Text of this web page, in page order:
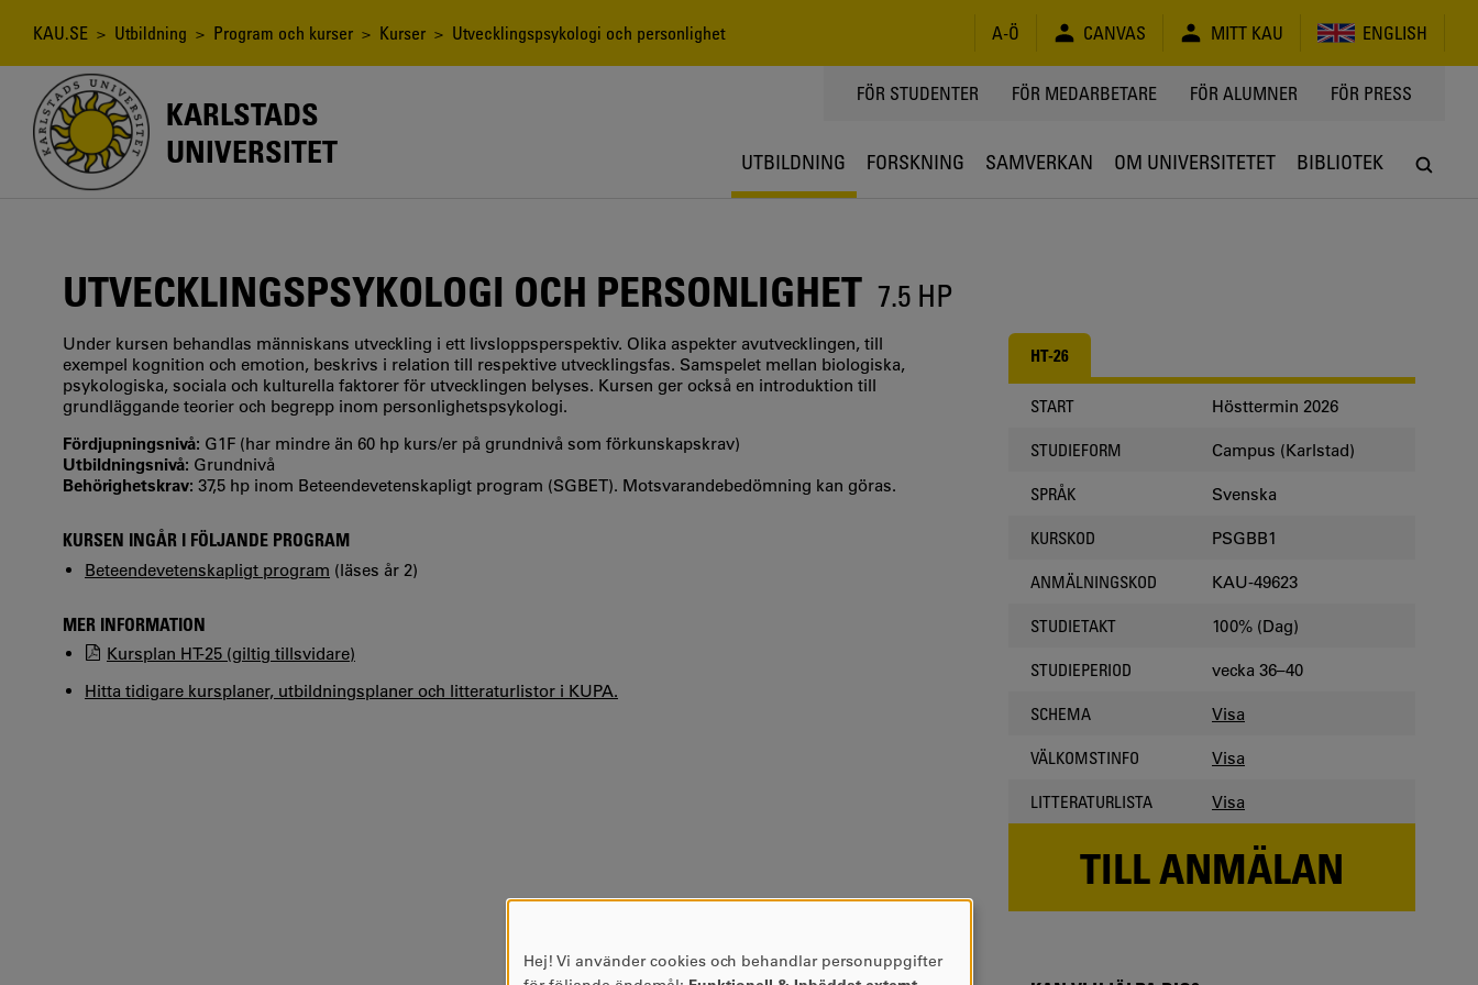
Länkstig
KAU.SE > Utbildning > Program och kurser > Kurser > Utvecklingspsykologi och personlighet A-Ö CANVAS MITT KAU ENGLISH
KARLSTADS
UNIVERSITET
TOPPMENY
FÖR STUDENTER FÖR MEDARBETARE FÖR ALUMNER FÖR PRESS
UTBILDNING FORSKNING SAMVERKAN OM UNIVERSITETET BIBLIOTEK
UTVECKLINGSPSYKOLOGI OCH PERSONLIGHET 7.5 HP
Under kursen behandlas människans utveckling i ett livsloppsperspektiv. Olika aspekter avutvecklingen, till
exempel kognition och emotion, beskrivs i relation till respektive utvecklingsfas. Samspelet mellan biologiska,
psykologiska, sociala och kulturella faktorer för utvecklingen belyses. Kursen ger också en introduktion till
grundläggande teorier och begrepp inom personlighetspsykologi.
Fördjupningsnivå: G1F (har mindre än 60 hp kurs/er på grundnivå som förkunskapskrav)
Utbildningsnivå: Grundnivå
Behörighetskrav: 37,5 hp inom Beteendevetenskapligt program (SGBET). Motsvarandebedömning kan göras.
KURSEN INGÅR I FÖLJANDE PROGRAM
Beteendevetenskapligt program (läses år 2)
MER INFORMATION
Kursplan HT-25 (giltig tillsvidare)
Hitta tidigare kursplaner, utbildningsplaner och litteraturlistor i KUPA.
HT-26
START Hösttermin 2026
STUDIEFORM Campus (Karlstad)
SPRÅK Svenska
KURSKOD PSGBB1
ANMÄLNINGSKOD KAU-49623
STUDIETAKT 100% (Dag)
STUDIEPERIOD vecka 36–40
SCHEMA Visa
VÄLKOMSTINFO Visa
LITTERATURLISTA Visa
TILL ANMÄLAN
ANVÄNDNING
Hej! Vi använder cookies och behandlar personuppgifter